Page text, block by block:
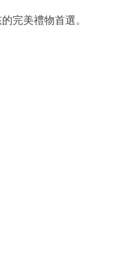
完美禮物首選。